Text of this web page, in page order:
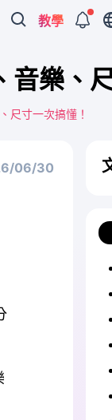
教學
樂、
尺寸一次搞懂！
06/30